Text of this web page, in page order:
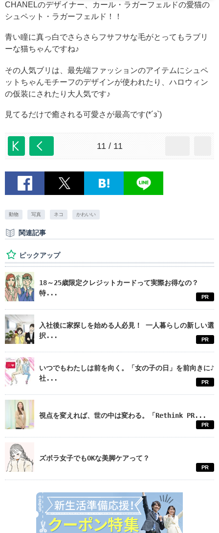
CHANELのデザイナー、カール・ラガーフェルドの愛猫の
シュペット・ラガーフェルド！！
青い瞳に真っ白でさらさらフサフサな毛がとってもラブリ
ーな猫ちゃんですね♪
その人気ブリは、最先端ファッションのアイテムにシュペ
ットちゃんモチーフのデザインが使われたり、ハロウィン
の仮装にされたり大人気です♪
見てるだけで癒される可愛さが最高です(*´з`)
11 / 11
動物 写真 ネコ かわいい
関連記事
ピックアップ
18～25歳限定クレジットカードって実際お得なの？
特...
PR
入社後に家探しを始める人必見！ 一人暮らしの新しい選
択...
PR
いつでもわたしは前を向く。「女の子の日」を前向きに♪
社...
PR
視点を変えれば、世の中は変わる。「Rethink PR...
PR
ズボラ女子でもOKな美脚ケアって？
PR